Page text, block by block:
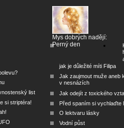
list
si striptéra!
Mys dobrých nadějí:
Perný den
jak je důležité míti Filipa
Jak zaujmout muže aneb
v nesnázích
Jak odejít z toxického
Před spaním si vychlaďte
O lektvaru lásky
Vodní půst